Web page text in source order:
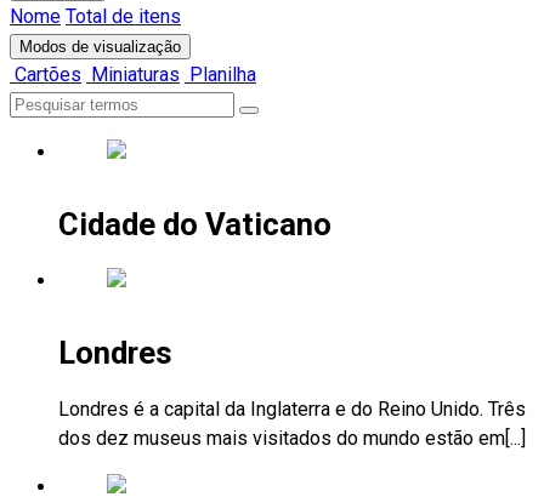
Nome Total de itens
Modos de visualização
Cartões Miniaturas Planilha
Cidade do Vaticano
Londres
Londres é a capital da Inglaterra e do Reino Unido. Três
dos dez museus mais visitados do mundo estão em[...]